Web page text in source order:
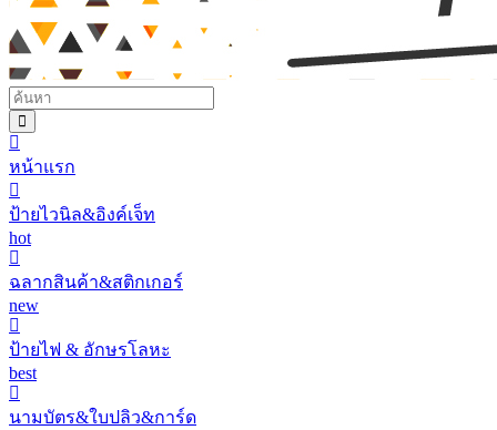
หน้าแรก
ป้ายไวนิล&อิงค์เจ็ท
hot
ฉลากสินค้า&สติกเกอร์
new
ป้ายไฟ & อักษรโลหะ
best
นามบัตร&ใบปลิว&การ์ด